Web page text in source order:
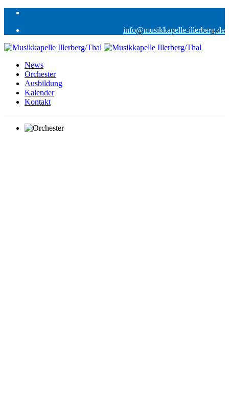
info@musikkapelle-illerberg.de
News
Orchester
Ausbildung
Kalender
Kontakt